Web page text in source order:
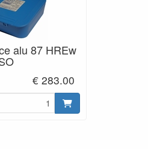
alu 87 HREw
€ 283.00